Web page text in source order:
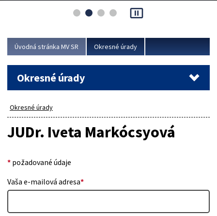
asociácie poisťovní (SLASPO) a Ministerstva vnútra SR.
Viac
pause_presentation
Úvodná stránka MV SR Okresné úrady
Okresné úrady
Okresné úrady
JUDr. Iveta Markócsyová
* požadované údaje
Vaša e-mailová adresa*